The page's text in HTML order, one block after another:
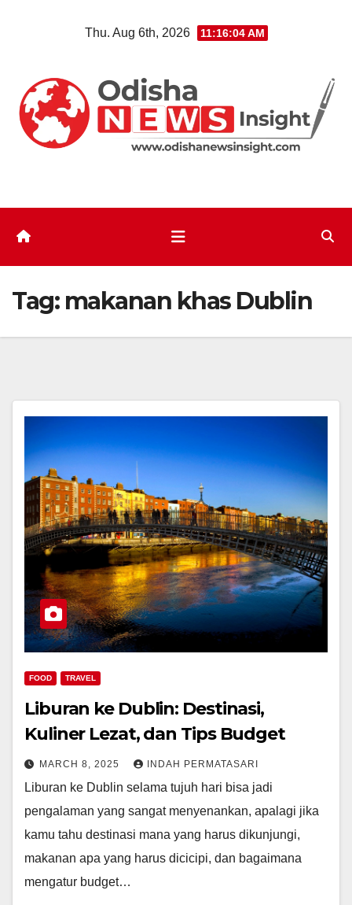
Thu. Aug 6th, 2026 11:16:04 AM
Tag: makanan khas Dublin
FOOD TRAVEL
Liburan ke Dublin: Destinasi,
Kuliner Lezat, dan Tips Budget
MARCH 8, 2025 INDAH PERMATASARI
Liburan ke Dublin selama tujuh hari bisa jadi
pengalaman yang sangat menyenankan, apalagi jika
kamu tahu destinasi mana yang harus dikunjungi,
makanan apa yang harus dicicipi, dan bagaimana
mengatur budget…